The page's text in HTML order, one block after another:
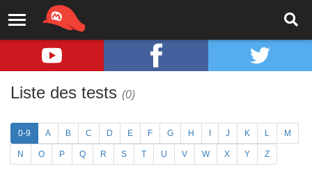
Liste des tests (0)
0-9 A B C D E F G H J K L M
N O P Q R S T U V W X Y Z